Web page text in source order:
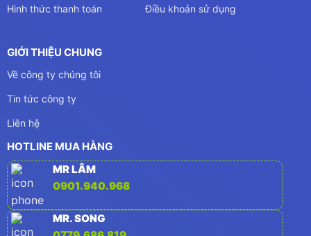
Hình thức thanh toán
Điều khoản sử dụng
GIỚI THIỆU CHUNG
Về công ty chúng tôi
Tin tức công ty
Liên hệ
HOTLINE MUA HÀNG
MR LÂM
0901.940.968
MR. SONG